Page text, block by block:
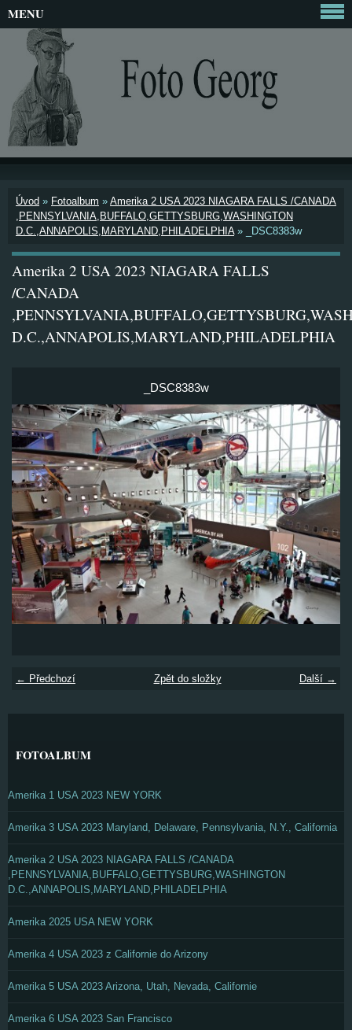
Úvod » Fotoalbum » Amerika 2 USA 2023 NIAGARA FALLS /CANADA
,PENNSYLVANIA,BUFFALO,GETTYSBURG,WASHINGTON
D.C.,ANNAPOLIS,MARYLAND,PHILADELPHIA» _DSC8383w
Amerika 2 USA 2023 NIAGARA FALLS
/CANADA
D.C.,ANNAPOLIS,MARYLAND,PHILADELPHIA
_DSC8383w
← Předchozí Další →
Zpět do složky
MENU
FOTOALBUM
Amerika 1 USA 2023 NEW YORK
Amerika 3 USA 2023 Maryland, Delaware, Pennsylvania, N.Y., California
Amerika 2 USA 2023 NIAGARA FALLS /CANADA
,PENNSYLVANIA,BUFFALO,GETTYSBURG,WASHINGTON
D.C.,ANNAPOLIS,MARYLAND,PHILADELPHIA
Amerika 2025 USA NEW YORK
Amerika 4 USA 2023 z Californie do Arizony
Amerika 5 USA 2023 Arizona, Utah, Nevada, Californie
Amerika 6 USA 2023 San Francisco